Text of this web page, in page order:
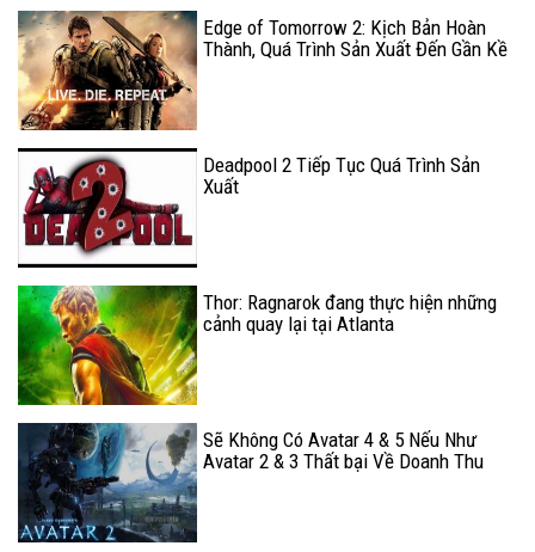
Edge of Tomorrow 2: Kịch Bản Hoàn
Thành, Quá Trình Sản Xuất Đến Gần Kề
Deadpool 2 Tiếp Tục Quá Trình Sản
Xuất
Thor: Ragnarok đang thực hiện những
cảnh quay lại tại Atlanta
Sẽ Không Có Avatar 4 & 5 Nếu Như
Avatar 2 & 3 Thất bại Về Doanh Thu